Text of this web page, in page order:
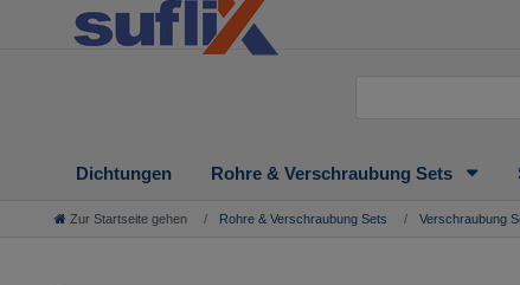
Dichtungen Rohre & Verschraubung Sets
Zur Startseite gehen Rohre & Verschraubung Sets Verschraubung